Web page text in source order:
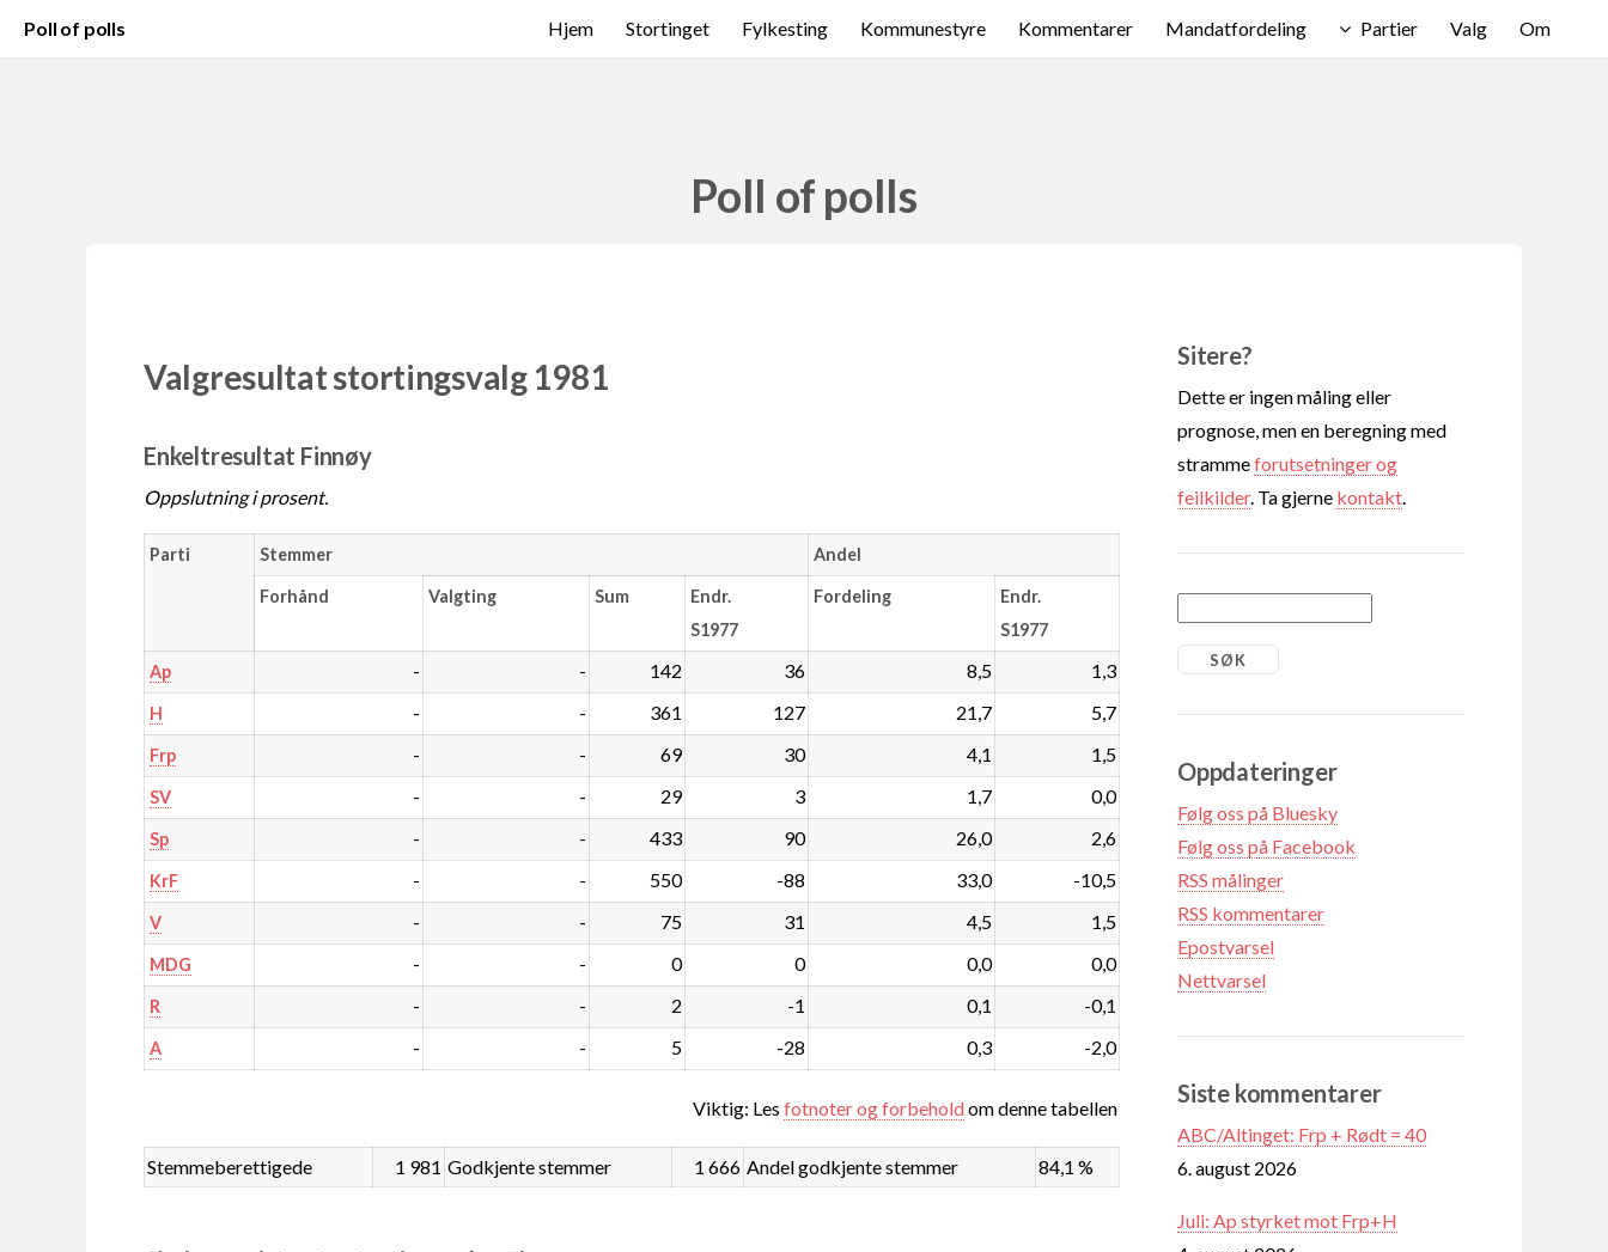
Poll of polls Hjem Stortinget Fylkesting Kommunestyre Kommentarer Mandatfordeling Partier Valg Om
Poll of polls
Valgresultat stortingsvalg 1981
Enkeltresultat Finnøy
Oppslutning i prosent.
Parti Stemmer Andel
Forhånd Valgting Sum
Endr.
S1977
Fordeling
Endr.
S1977
Ap - - 142 36 8,5 1,3
H - - 361 127 21,7 5,7
Frp - - 69 30 4,1 1,5
SV - - 29 3 1,7 0,0
Sp - - 433 90 26,0 2,6
KrF - - 550 -88 33,0 -10,5
V - - 75 31 4,5 1,5
MDG - - 0 0 0,0 0,0
R - - 2 -1 0,1 -0,1
A - - 5 -28 0,3 -2,0
Viktig: Les fotnoter og forbeholdom denne tabellen
Stemmeberettigede 1 981 Godkjente stemmer 1 666 Andel godkjente stemmer 84,1 %
Sitere?
Dette er ingen måling eller
prognose, men en beregning med
strammeforutsetninger og
feilkilder. Ta gjerne kontakt
Oppdateringer
Følg oss på Bluesky
Følg oss på Facebook
RSS målinger
RSS kommentarer
Epostvarsel
Nettvarsel
Siste kommentarer
ABC/Altinget: Frp + Rødt = 40
6. august 2026
Juli: Ap styrket mot Frp+H